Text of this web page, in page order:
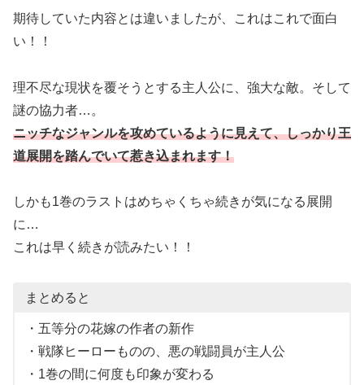
期待していた内容とは違いましたが、これはこれで面白
い！！
理不尽な現状を覆そうとする主人公に、強大な敵。そして
謎の協力者…。
ニッチなジャンルを攻めているように見えて、しっかり王
道展開を踏んでいて惹き込まれます！
しかも1巻のラストはめちゃくちゃ続きが気になる展開
に…
これは早く続きが読みたい！！
まとめると
・五等分の花嫁の作者の新作
・戦隊ヒーローものの、悪の戦闘員が主人公
・1巻の間に何度も印象が変わる